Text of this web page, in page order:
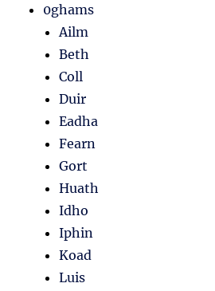
0ghams
Ailm
Beth
Coll
Duir
Eadha
Fearn
Gort
Huath
Idho
Iphin
Koad
Luis